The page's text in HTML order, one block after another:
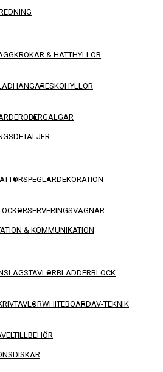
& HATTHYLLOR
SKOHYLLOR
GALGAR
SPEGLARDEKORATION
SERVERINGSVAGNAR
& KOMMUNIKATION
BLÄDDERBLOCK
WHITEBOARDAV-TEKNIK